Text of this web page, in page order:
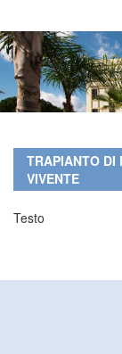
TRAPIANTO DI
VIVENTE
Testo